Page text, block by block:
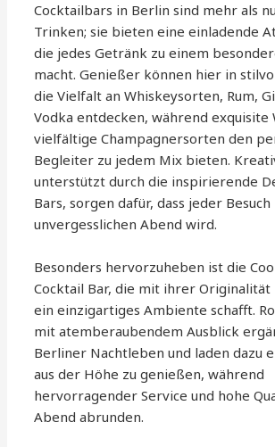
Cocktailbars in Berlin sind mehr als
Trinken; sie bieten eine einladende
die jedes Getränk zu einem
macht. Genießer können hier in
die Vielfalt an Whiskeysorten, Rum,
Vodka entdecken, während exquisite
vielfältige Champagnersorten den
Begleiter zu jedem Mix bieten.
unterstützt durch die inspirierende
Bars, sorgen dafür, dass jeder
unvergesslichen Abend wird.
Besonders hervorzuheben ist die
Cocktail Bar, die mit ihrer Originalität
ein einzigartiges Ambiente schafft.
mit atemberaubendem Ausblick
Berliner Nachtleben und laden dazu
aus der Höhe zu genießen, während
hervorragender Service und hohe
Abend abrunden.